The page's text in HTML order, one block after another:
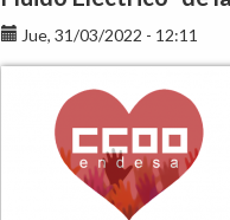
pagadas
de
la
tarifa
empleado
Jue, 31/03/2022 - 12:11